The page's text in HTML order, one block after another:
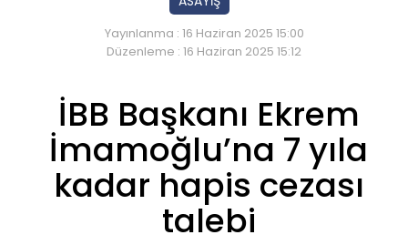
Yayınlanma : 16 Haziran 2025 15:00
Düzenleme : 16 Haziran 2025 15:12
İBB Başkanı Ekrem
İmamoğlu’na 7 yıla
kadar hapis cezası
talebi